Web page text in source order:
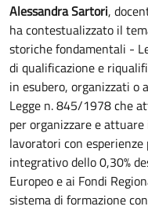
Alessandra Sartori,
ha contestualizzato il
storiche fondamentali -
di qualificazione e
in esubero, organizzati o
Legge n. 845/1978 che
per organizzare e
lavoratori con
integrativo dello 0,30%
Europeo e ai Fondi
sistema di formazione